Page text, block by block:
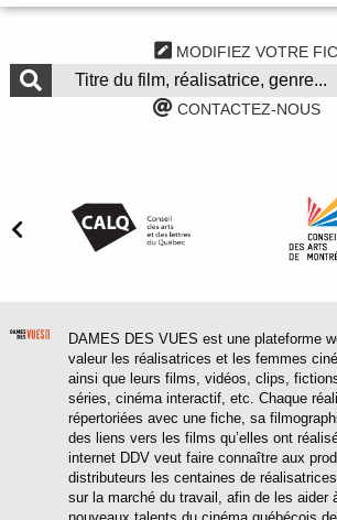
MODIFIEZ VOTRE
CONTACTEZ-NOUS
DAMES DES VUES est une plateforme
valeur les réalisatrices et les femmes
ainsi que leurs films, vidéos, clips,
séries, cinéma interactif, etc. Chaque
répertoriées avec une fiche, sa
des liens vers les films qu’elles ont
internet DDV veut faire connaître aux
distributeurs les centaines de
sur la marché du travail, afin de les aider